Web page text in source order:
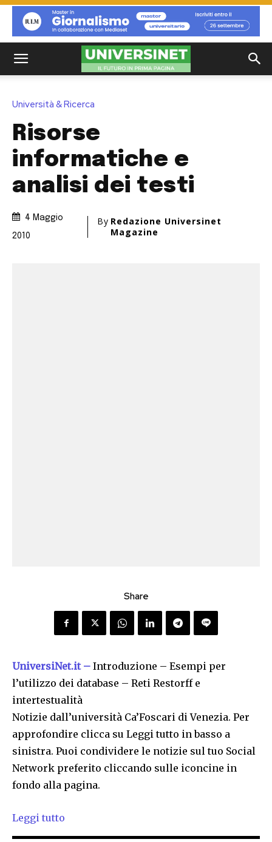
Università & Ricerca
Risorse
informatiche e
analisi dei testi
4 Maggio
2010
By Redazione Universinet
Magazine
Share
UniversiNet.it – Introduzione – Esempi per
l’utilizzo dei database – Reti Restorff e
intertestualità
Notizie dall’università Ca’Foscari di Venezia. Per
approfondire clicca su Leggi tutto in basso a
sinistra. Puoi condividere le notizie sul tuo Social
Network preferito cliccando sulle iconcine in
fondo alla pagina.
Leggi tutto